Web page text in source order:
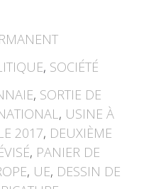
, SOCIÉTÉ
, SORTIE DE
, USINE À
2017, DEUXIÈME
, PANIER DE
, UE, DESSIN DE